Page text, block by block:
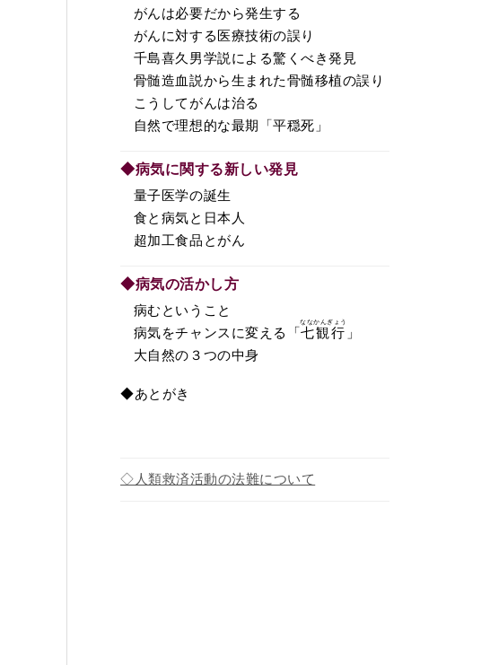
がんは必要だから発生する
がんに対する医療技術の誤り
千島喜久男学説による驚くべき発見
骨髄造血説から生まれた骨髄移植の誤り
こうしてがんは治る
自然で理想的な最期「平穏死」
◆病気に関する新しい発見
量子医学の誕生
食と病気と日本人
超加工食品とがん
◆病気の活かし方
病むということ
病気をチャンスに変える「七観行
ななかんぎょう
」
大自然の３つの中身
◆あとがき
◇人類救済活動の法難について